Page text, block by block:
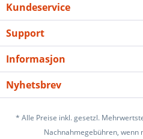
Kundeservice
Support
Informasjon
Nyhetsbrev
* Alle Preise inkl. gesetzl.
Nachnahmegebühren, wenn